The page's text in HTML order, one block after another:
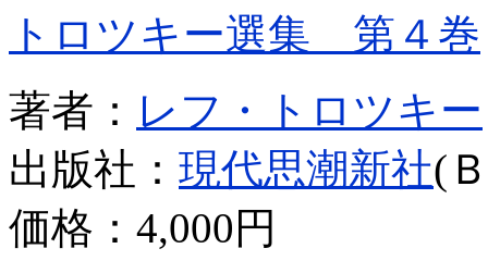
トロツキー選集 第４巻
著者： レフ・トロツキー
出版社： 現代思潮新社(
価格： 4,000円